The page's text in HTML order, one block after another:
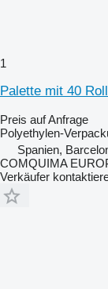
1
Palette mit 40
Preis auf Anfrage
Polyethylen-
Spanien,
COMQUIMA
Verkäufer